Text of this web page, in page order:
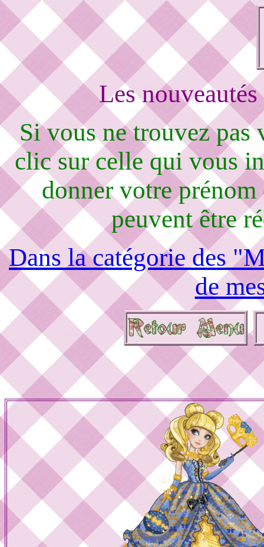
Les
Si vous ne trouvez pas
clic sur celle qui vous
donner votre
peuvent être
Dans la catégorie des
de